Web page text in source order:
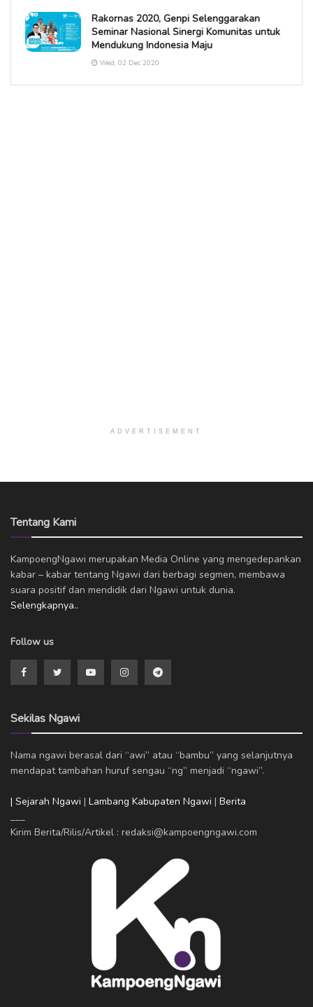
Rakornas 2020, Genpi Selenggarakan
Seminar Nasional Sinergi Komunitas untuk
Mendukung Indonesia Maju
Wed, 02 Dec 2020
ADVERTISEMENT
Tentang Kami
KampoengNgawi merupakan Media Online yang mengedepankan
kabar – kabar tentang Ngawi dari berbagi segmen, membawa
suara positif dan mendidik dari Ngawi untuk dunia.
Selengkapnya..
Follow us
Sekilas Ngawi
Nama ngawi berasal dari “awi” atau “bambu” yang selanjutnya
mendapat tambahan huruf sengau “ng” menjadi “ngawi”.
| Sejarah Ngawi | Lambang Kabupaten Ngawi | Berita
Kirim Berita/Rilis/Artikel : redaksi@kampoengngawi.com